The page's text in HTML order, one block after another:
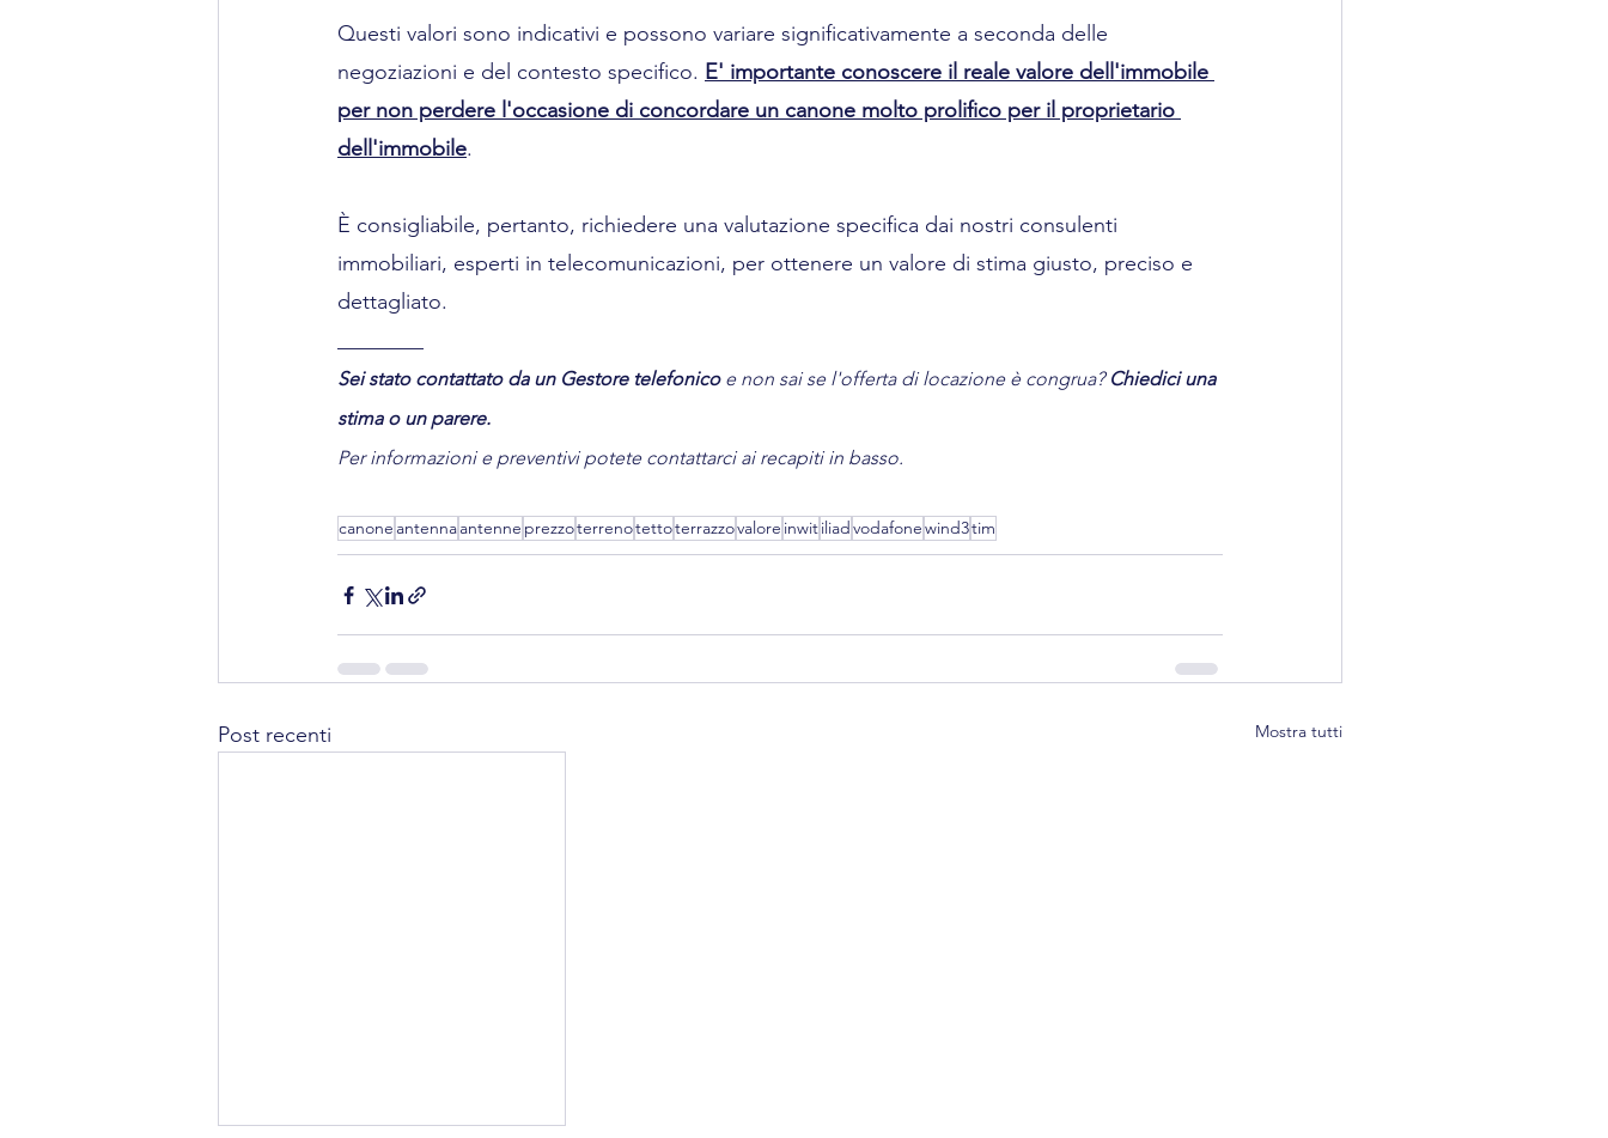
Questi valori sono indicativi e possono variare significativamente a seconda delle
negoziazioni e del contesto specifico. E' importante conoscere il reale valore dell'immobile
per non perdere l'occasione di concordare un canone molto prolifico per il proprietario
dell'immobile.
È consigliabile, pertanto, richiedere una valutazione specifica dai nostri consulenti
immobiliari, esperti in telecomunicazioni, per ottenere un valore di stima giusto, preciso e
dettagliato.
Sei stato contattato da un Gestore telefonico e non sai se l'offerta di locazione è congrua? Chiedici una
stima o un parere.
Per informazioni e preventivi potete contattarci ai recapiti in basso.
canone antennaantenne prezzoterrenotettoterrazzovalore inwitiliadvodafonewind3tim
Post recenti Mostra tutti